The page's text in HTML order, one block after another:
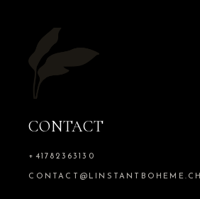
CONTACT
+41782363130
CONTACT@LINSTANTBOHEME.CH